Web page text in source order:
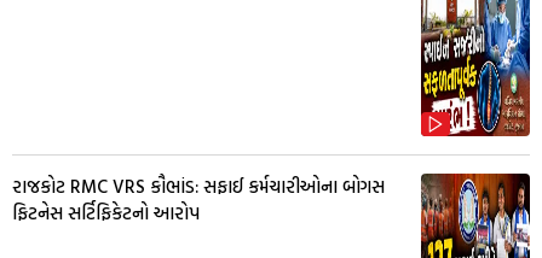
રાજકોટ RMC VRS કૌભાંડ: સફાઈ કર્મચારીઓના બોગસ
ફિટનેસ સર્ટિફિકેટનો આરોપ